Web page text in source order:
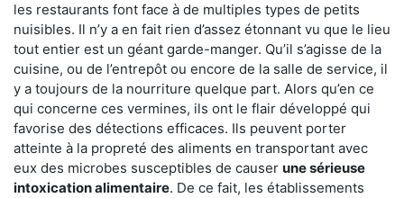
les restaurants font face à de multiples types de petits
nuisibles. Il n’y a en fait rien d’assez étonnant vu que le lieu
tout entier est un géant garde-manger. Qu’il s’agisse de la
cuisine, ou de l’entrepôt ou encore de la salle de service, il
y a toujours de la nourriture quelque part. Alors qu’en ce
qui concerne ces vermines, ils ont le flair développé qui
favorise des détections efficaces. Ils peuvent porter
atteinte à la propreté des aliments en transportant avec
eux des microbes susceptibles de causer une sérieuse
intoxication alimentaire. De ce fait, les établissements